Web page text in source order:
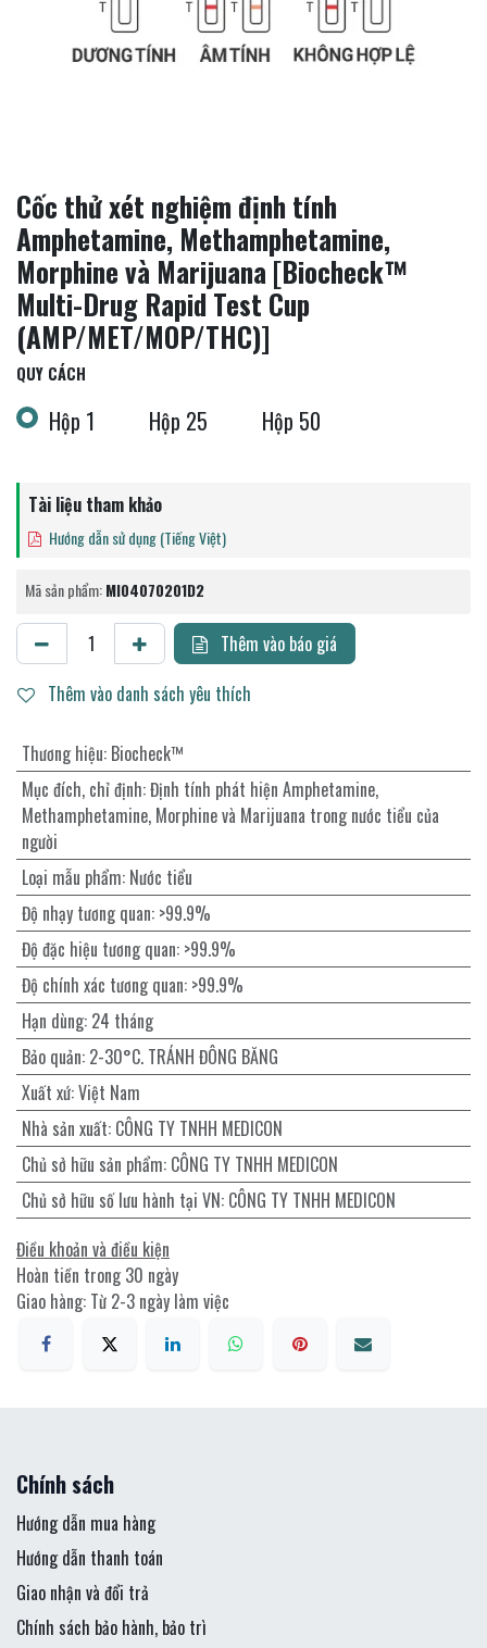
Cốc thử xét nghiệm định tính
Amphetamine, Methamphetamine,
Morphine và Marijuana [Biocheck™
Multi-Drug Rapid Test Cup
(AMP/MET/MOP/THC)]
QUY CÁCH
Hộp 1 Hộp 25 Hộp 50
Tài liệu tham khảo
Hướng dẫn sử dụng (Tiếng Việt)
Mã sản phẩm:MI04070201D2
Thêm vào báo giá
Thêm vào danh sách yêu thích
Thương hiệu: Biocheck™
Mục đích, chỉ định:Định tính phát hiện Amphetamine,
Methamphetamine, Morphine và Marijuana trong nước tiểu của
người
Loại mẫu phẩm: Nước tiểu
Độ nhạy tương quan: >99.9%
Độ đặc hiệu tương quan: >99.9%
Độ chính xác tương quan: >99.9%
Hạn dùng: 24 tháng
Bảo quản: 2-30°C. TRÁNH ĐÔNG BĂNG
Xuất xứ:Việt Nam
Nhà sản xuất: CÔNG TY TNHH MEDICON
Chủ sở hữu sản phẩm: CÔNG TY TNHH MEDICON
Chủ sở hữu số lưu hành tại VN: CÔNG TY TNHH MEDICON
Điều khoản và điều kiện
Hoàn tiền trong 30 ngày
Giao hàng: Từ 2-3 ngày làm việc
Chính sách
Hướng dẫn mua hàng
Hướng dẫn thanh toán
Giao nhận và đổi trả
Chính sách bảo hành, bảo trì